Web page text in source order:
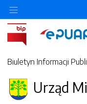
Biuletyn Informacji
Urząd